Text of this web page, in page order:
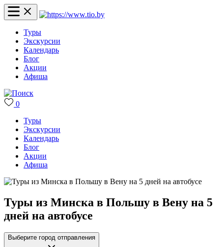
Туры
Экскурсии
Календарь
Блог
Акции
Афиша
0
Туры
Экскурсии
Календарь
Блог
Акции
Афиша
Туры из Минска в Польшу в Вену на 5
дней на автобусе
Выберите город отправления